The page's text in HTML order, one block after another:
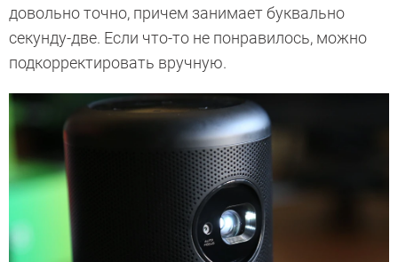
довольно точно, причем занимает буквально
секунду-две. Если что-то не понравилось, можно
подкорректировать вручную.